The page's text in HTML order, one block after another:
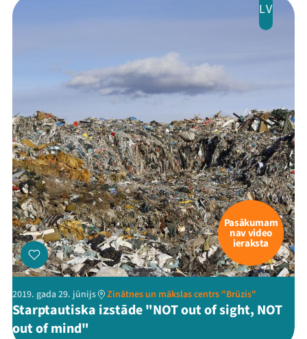
LV
Pasākumam
nav video
ieraksta
2019. gada 29. jūnijs Zinātnes un mākslas centrs "Brūzis"
Starptautiska izstāde "NOT out of sight, NOT
out of mind"